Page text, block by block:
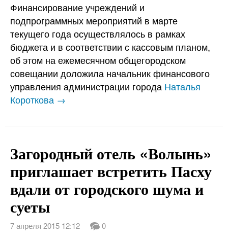
Финансирование учреждений и
подпрограммных мероприятий в марте
текущего года осуществлялось в рамках
бюджета и в соответствии с кассовым планом,
об этом на ежемесячном общегородском
совещании доложила начальник финансового
управления администрации города Наталья
Короткова →
Загородный отель «Волынь»
приглашает встретить Пасху
вдали от городского шума и
суеты
7 апреля 2015 12:12 0